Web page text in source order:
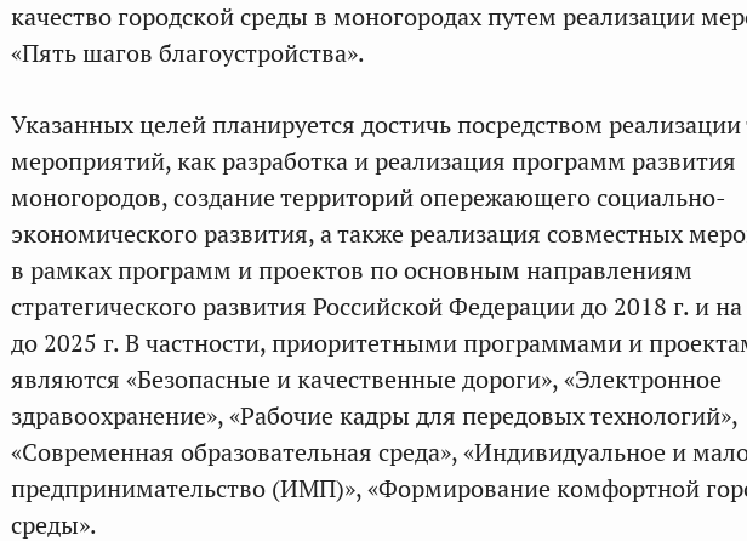
качество городской среды в моногородах путем реализации
«Пять шагов благоустройства».
Указанных целей планируется достичь посредством реализации
мероприятий, как разработка и реализация программ развития
моногородов, создание территорий опережающего социально-
экономического развития, а также реализация совместных
в рамках программ и проектов по основным направлениям
стратегического развития Российской Федерации до 2018 г. и
до 2025 г. В частности, приоритетными программами и
являются «Безопасные и качественные дороги», «Электронное
здравоохранение», «Рабочие кадры для передовых технологий»,
«Современная образовательная среда», «Индивидуальное и
предпринимательство (ИМП)», «Формирование комфортной
среды».